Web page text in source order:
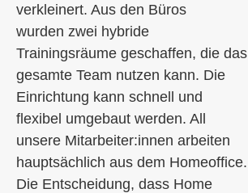
verkleinert. Aus den Büros
wurden zwei hybride
Trainingsräume geschaffen, die das
gesamte Team nutzen kann. Die
Einrichtung kann schnell und
flexibel umgebaut werden. All
unsere Mitarbeiter:innen arbeiten
hauptsächlich aus dem Homeoffice.
Die Entscheidung, dass Home